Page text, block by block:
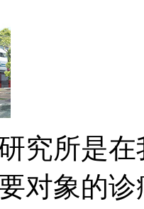
究所是
对象的